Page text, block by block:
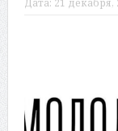
Дата: 21 декабря,